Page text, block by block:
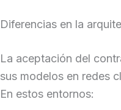
Diferencias en la
La aceptación del
sus modelos en redes
En estos entornos: